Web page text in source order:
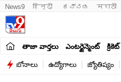
News9 हिन्दी ಕನ್ನಡ मराठी
తాజా వార్తలు ఎంటర్టైన్మెంట్ క్రికెట్
బోనాలు ఉద్యోగాలు జ్యోతిష్యం